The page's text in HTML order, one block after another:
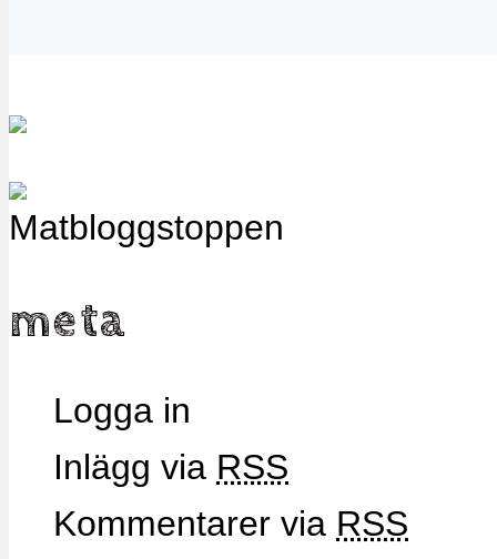
meta
Logga in
Inlägg via RSS
Kommentarer via RSS